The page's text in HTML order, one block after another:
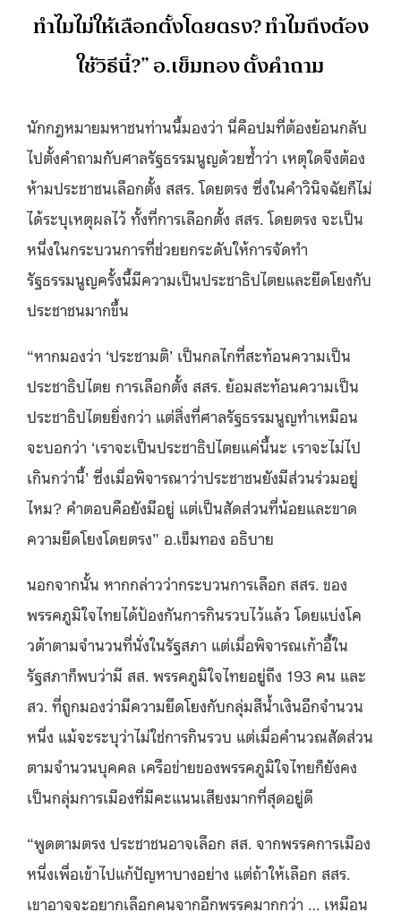
ทำไมไม่ให้เลือกตั้งโดยตรง? ทำไมถึงต้อง
ใช้วิธีนี้?” อ.เข็มทอง ตั้งคำถาม
นักกฎหมายมหาชนท่านนี้มองว่า นี่คือปมที่ต้องย้อนกลับ
ไปตั้งคำถามกับศาลรัฐธรรมนูญด้วยซ้ำว่า เหตุใดจึงต้อง
ห้ามประชาชนเลือกตั้ง สสร. โดยตรง ซึ่งในคำวินิจฉัยก็ไม่
ได้ระบุเหตุผลไว้ ทั้งที่การเลือกตั้ง สสร. โดยตรง จะเป็น
หนึ่งในกระบวนการที่ช่วยยกระดับให้การจัดทำ
รัฐธรรมนูญครั้งนี้มีความเป็นประชาธิปไตยและยึดโยงกับ
ประชาชนมากขึ้น
“หากมองว่า ‘ประชามติ’ เป็นกลไกที่สะท้อนความเป็น
ประชาธิปไตย การเลือกตั้ง สสร. ย้อมสะท้อนความเป็น
ประชาธิปไตยยิ่งกว่า แต่สิ่งที่ศาลรัฐธรรมนูญทำเหมือน
จะบอกว่า ‘เราจะเป็นประชาธิปไตยแค่นี้นะ เราจะไม่ไป
เกินกว่านี้’ ซึ่งเมื่อพิจารณาว่าประชาชนยังมีส่วนร่วมอยู่
ไหม? คำตอบคือยังมีอยู่ แต่เป็นสัดส่วนที่น้อยและขาด
ความยึดโยงโดยตรง” อ.เข็มทอง อธิบาย
นอกจากนั้น หากกล่าวว่ากระบวนการเลือก สสร. ของ
พรรคภูมิใจไทยได้ป้องกันการกินรวบไว้แล้ว โดยแบ่งโค
วต้าตามจำนวนที่นั่งในรัฐสภา แต่เมื่อพิจารณเก้าอี้ใน
รัฐสภาก็พบว่ามี สส. พรรคภูมิใจไทยอยู่ถึง 193 คน และ
สว. ที่ถูกมองว่ามีความยึดโยงกับกลุ่มสีน้ำเงินอีกจำนวน
หนึ่ง แม้จะระบุว่าไม่ใช่การกินรวบ แต่เมื่อคำนวณสัดส่วน
ตามจำนวนบุคคล เครือข่ายของพรรคภูมิใจไทยก็ยังคง
เป็นกลุ่มการเมืองที่มีคะแนนเสียงมากที่สุดอยู่ดี
“พูดตามตรง ประชาชนอาจเลือก สส. จากพรรคการเมือง
หนึ่งเพื่อเข้าไปแก้ปัญหาบางอย่าง แต่ถ้าให้เลือก สสร.
เขาอาจจะอยากเลือกคนจากอีกพรรคมากกว่า … เหมือน